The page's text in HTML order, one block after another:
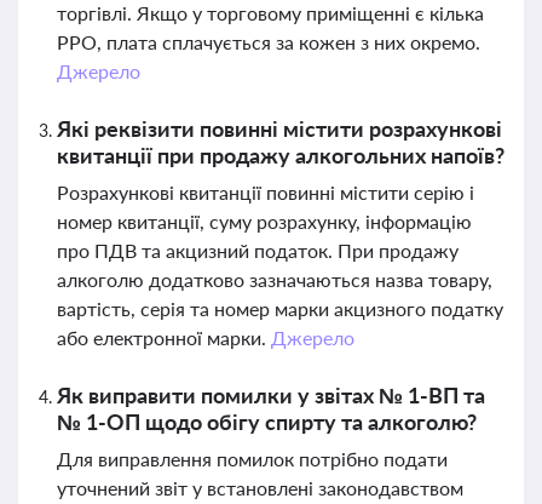
торгівлі. Якщо у торговому приміщенні є кілька
РРО, плата сплачується за кожен з них окремо.
Джерело
Які реквізити повинні містити розрахункові
квитанції при продажу алкогольних напоїв?
Розрахункові квитанції повинні містити серію і
номер квитанції, суму розрахунку, інформацію
про ПДВ та акцизний податок. При продажу
алкоголю додатково зазначаються назва товару,
вартість, серія та номер марки акцизного податку
або електронної марки. Джерело
Як виправити помилки у звітах № 1-ВП та
№ 1-ОП щодо обігу спирту та алкоголю?
Для виправлення помилок потрібно подати
уточнений звіт у встановлені законодавством